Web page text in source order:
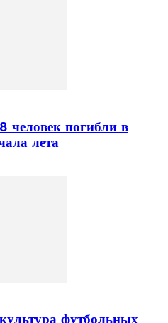
человек погибли в
лета
футбольных